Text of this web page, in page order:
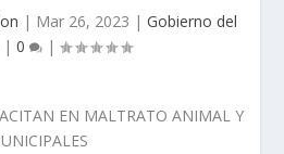
| Mar 26, 2023 | Gobierno del
| 0 |